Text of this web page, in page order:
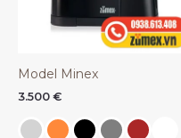
Model Minex
3.500 €